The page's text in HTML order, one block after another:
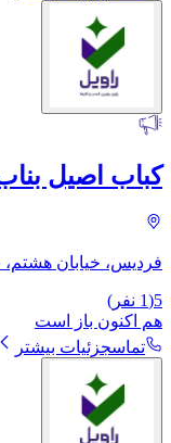
کباب اصیل
فردیس، خیابان
5
(
1 نفر)
هم اکنون باز است
تماسجزئیات بیشتر